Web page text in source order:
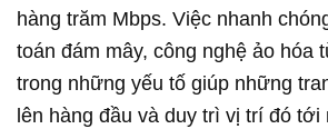
hàng trăm Mbps. Việc nhanh
toán đám mây, công nghệ ảo hóa
trong những yếu tố giúp những
lên hàng đầu và duy trì vị trí đó tới